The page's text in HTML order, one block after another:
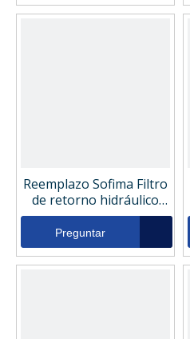
Reemplazo Sofima Filtro
de retorno hidráulico
SHR1300FD11
Preguntar